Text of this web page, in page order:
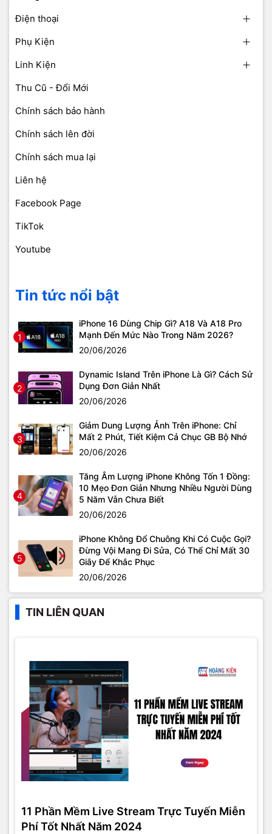
Điện thoại
Phụ Kiện
Linh Kiện
Thu Cũ - Đổi Mới
Chính sách bảo hành
Chính sách lên đời
Chính sách mua lại
Liên hệ
Facebook Page
TikTok
Youtube
Tin tức nổi bật
1
iPhone 16 Dùng Chip Gì? A18 Và A18 Pro
Mạnh Đến Mức Nào Trong Năm 2026?
20/06/2026
2
Dynamic Island Trên iPhone Là Gì? Cách Sử
Dụng Đơn Giản Nhất
20/06/2026
3
Giảm Dung Lượng Ảnh Trên iPhone: Chỉ
Mất 2 Phút, Tiết Kiệm Cả Chục GB Bộ Nhớ
20/06/2026
4
Tăng Âm Lượng iPhone Không Tốn 1 Đồng:
10 Mẹo Đơn Giản Nhưng Nhiều Người Dùng
5 Năm Vẫn Chưa Biết
20/06/2026
5
iPhone Không Đổ Chuông Khi Có Cuộc Gọi?
Đừng Vội Mang Đi Sửa, Có Thể Chỉ Mất 30
Giây Để Khắc Phục
20/06/2026
TIN LIÊN QUAN
11 Phần Mềm Live Stream Trực Tuyến Miễn
Phí Tốt Nhất Năm 2024